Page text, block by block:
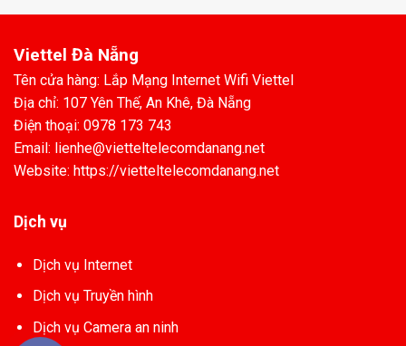
Viettel Đà Nẵng
Tên cửa hàng: Lắp Mạng Internet Wifi Viettel
Địa chỉ: 107 Yên Thế, An Khê, Đà Nẵng
Điện thoại: 0978 173 743
Email: lienhe@vietteltelecomdanang.net
Website: https://vietteltelecomdanang.net
Dịch vụ
Dịch vụ Internet
Dịch vụ Truyền hình
Dịch vụ Camera an ninh